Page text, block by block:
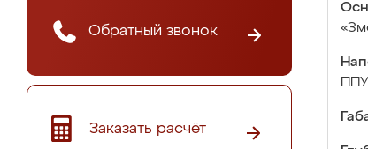
Обратный звонок
Заказать расчёт
ППУ